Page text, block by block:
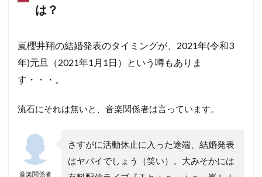
は？
嵐櫻井翔の結婚発表のタイミングが、2021年(令和3
年)元旦（2021年1月1日）という噂もありま
す・・・。
流石にそれは無いと、音楽関係者は言っています。
音楽関係者
さすがに活動休止に入った途端、結婚発表
はヤバイでしょう（笑い）。大みそかには